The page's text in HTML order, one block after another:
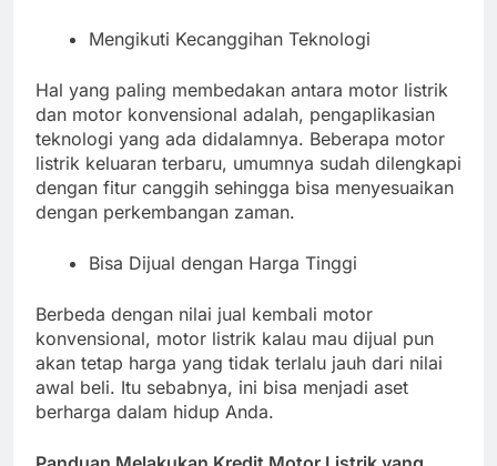
Mengikuti Kecanggihan Teknologi
Hal yang paling membedakan antara motor listrik
dan motor konvensional adalah, pengaplikasian
teknologi yang ada didalamnya. Beberapa motor
listrik keluaran terbaru, umumnya sudah dilengkapi
dengan fitur canggih sehingga bisa menyesuaikan
dengan perkembangan zaman.
Bisa Dijual dengan Harga Tinggi
Berbeda dengan nilai jual kembali motor
konvensional, motor listrik kalau mau dijual pun
akan tetap harga yang tidak terlalu jauh dari nilai
awal beli. Itu sebabnya, ini bisa menjadi aset
berharga dalam hidup Anda.